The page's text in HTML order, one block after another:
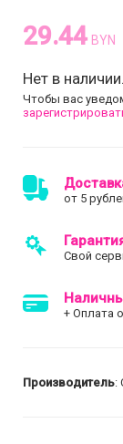
29.44 BYN
Нет в наличии.
Чтобы вас
от 5
Свой
+ Оплата
Производитель: